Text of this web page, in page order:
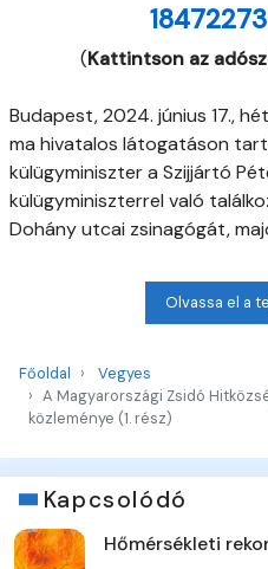
(Kattintson az
Budapest, 2024. június 17.,
ma hivatalos látogatáson
külügyminiszter a Szijjártó
külügyminiszterrel való
Dohány utcai zsinagógát,
Olvassa el a
Főoldal
Vegyes
A Magyarországi Zsidó
közleménye (1. rész)
Kapcsolódó
Hőmérsékleti